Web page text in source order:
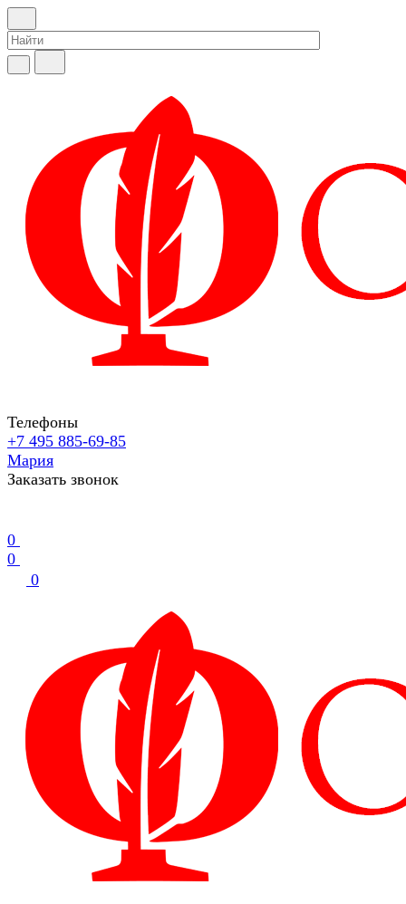
Телефоны
+7 495 885-69-85
Мария
Заказать звонок
0
0
0